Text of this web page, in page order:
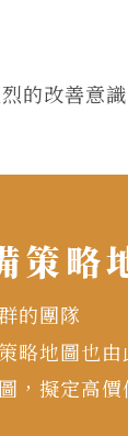
的改善意
策略
的團隊
略地圖也
，擬定高